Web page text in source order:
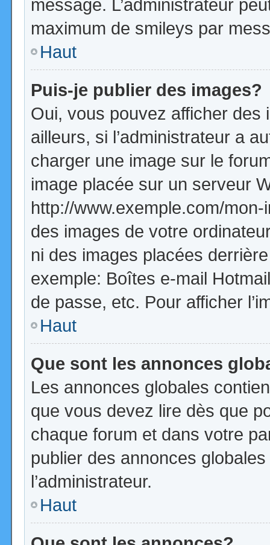
message. L’administrateur
maximum de smileys par
Haut
Puis-je publier des images?
Oui, vous pouvez afficher
ailleurs, si l’administrateur a
charger une image sur le
image placée sur un serveur
http://www.exemple.com/
des images de votre
ni des images placées
exemple: Boîtes e-mail
de passe, etc. Pour afficher
Haut
Que sont les annonces
Les annonces globales
que vous devez lire dès que
chaque forum et dans votre
publier des annonces
l’administrateur.
Haut